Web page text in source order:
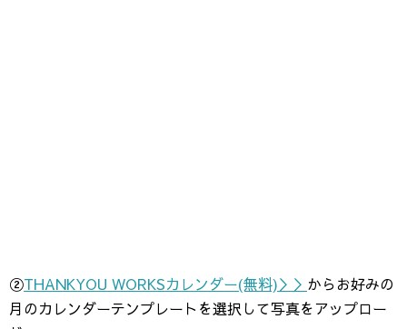
②THANKYOU WORKSカレンダー(無料)＞＞ からお好みの
月のカレンダーテンプレートを選択して写真をアップロー